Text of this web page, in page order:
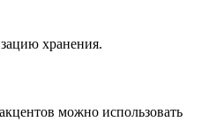
хранения.
можно использовать